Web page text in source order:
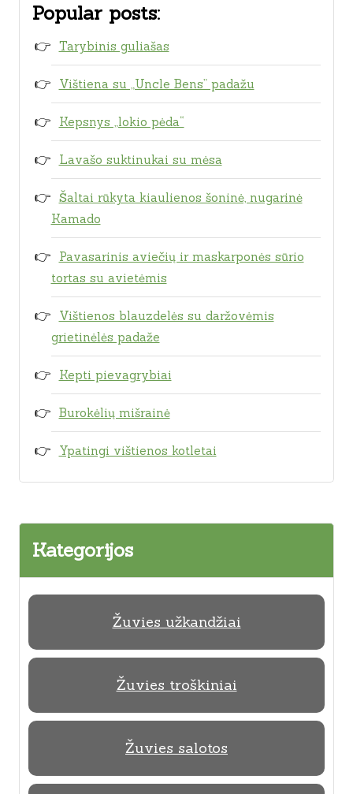
Popular posts:
Tarybinis guliašas
Vištiena su „Uncle Bens” padažu
Kepsnys „lokio pėda“
Lavašo suktinukai su mėsa
Šaltai rūkyta kiaulienos šoninė, nugarinė
Kamado
Pavasarinis aviečių ir maskarponės sūrio
tortas su avietėmis
Vištienos blauzdelės su daržovėmis
grietinėlės padaže
Kepti pievagrybiai
Burokėlių mišrainė
Ypatingi vištienos kotletai
Kategorijos
Žuvies užkandžiai
Žuvies troškiniai
Žuvies salotos